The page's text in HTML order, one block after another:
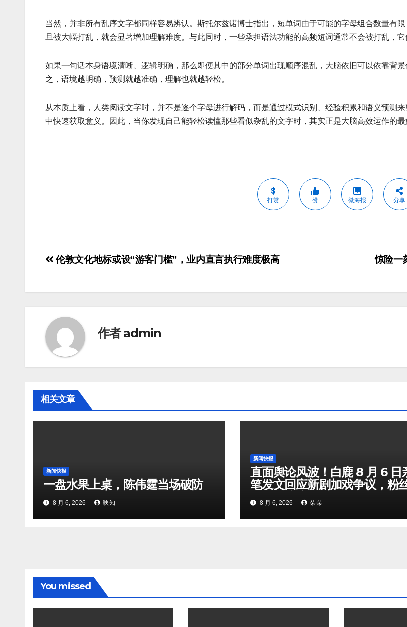
当然，并非所有乱序文字都同样容易辨认。斯托尔兹诺博士指出，短单词由于可能的字母组合数量有
旦被大幅打乱，就会显著增加理解难度。与此同时，一些承担语法功能的高频短词通常不会被打乱，
如果一句话本身语境清晰、逻辑明确，那么即便其中的部分单词出现顺序混乱，大脑依旧可以依靠背
之，语境越明确，预测就越准确，理解也就越轻松。
从本质上看，人类阅读文字时，并不是逐个字母进行解码，而是通过模式识别、经验积累和语义预测
中快速获取意义。因此，当你发现自己能轻松读懂那些看似杂乱的文字时，其实正是大脑高效运作的最
打赏 赞 微海报 分享
惊险一
伦敦文化地标或设“游客门槛”，业内直言执行难度极高
作者admin
相关文章
新闻快报
一盘水果上桌，陈伟霆当场破防
8 月 6, 2026 映知
新闻快报
直面舆论风波！白鹿 8 月 6 日
笔发文回应新剧加戏争议，粉
组矛盾暗流涌动
8 月 6, 2026 朵朵
You missed